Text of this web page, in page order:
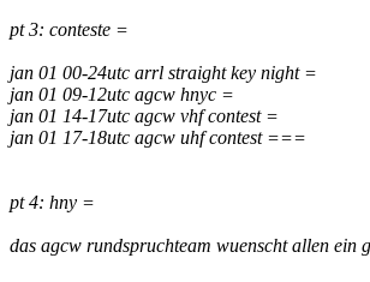
pt 3: conteste =
jan 01 00-24utc arrl straight key night =
jan 01 09-12utc agcw hnyc =
jan 01 14-17utc agcw vhf contest =
jan 01 17-18utc agcw uhf contest ===
pt 4: hny =
das agcw rundspruchteam wuenscht allen ein